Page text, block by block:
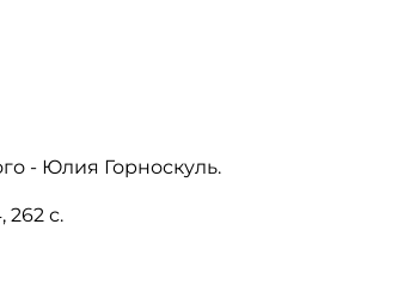
- Юлия Горноскуль.
262 с.